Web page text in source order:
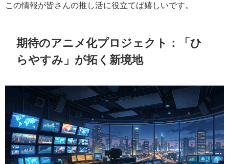
この情報が皆さんの推し活に役立てば嬉しいです。
期待のアニメ化プロジェクト：「ひ
らやすみ」が拓く新境地